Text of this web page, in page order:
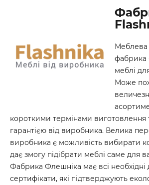
Меблева
фабрика
меблі
Може
короткими термінами
гарантією від виробника. Велика
виробника є можливість вибирати
дає змогу підібрати меблі саме для
Фабрика Флешніка має всі необхідні
сертифікати, які підтверджують